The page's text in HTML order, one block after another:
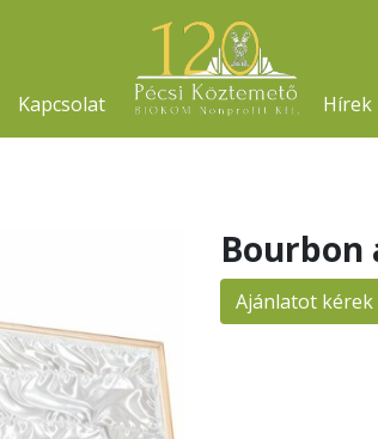
Kapcsolat Hírek
Ajánlatot kérek